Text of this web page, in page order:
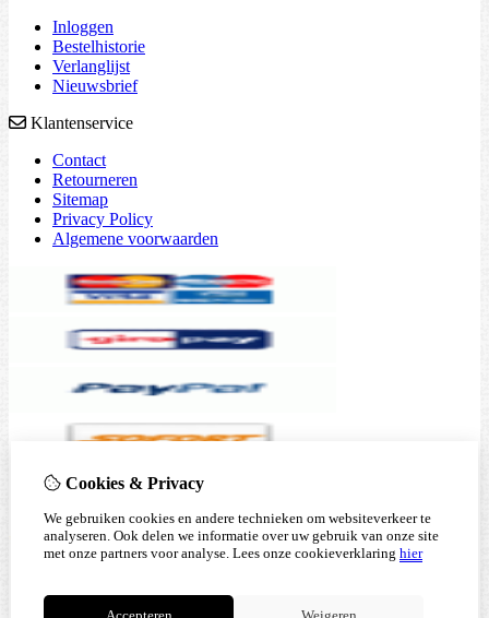
Inloggen
Bestelhistorie
Verlanglijst
Nieuwsbrief
Klantenservice
Contact
Retourneren
Sitemap
Privacy Policy
Algemene voorwaarden
Cookies & Privacy
We gebruiken cookies en andere technieken om websiteverkeer te
analyseren. Ook delen we informatie over uw gebruik van onze site
met onze partners voor analyse. Lees onze cookieverklaring hier